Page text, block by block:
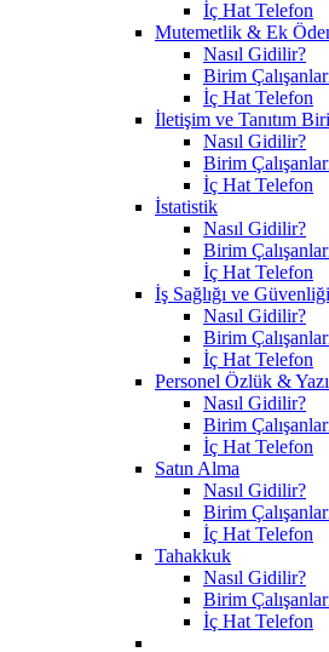
İç Hat Telefon
Mutemetlik & Ek
Nasıl Gidilir?
Birim
İç Hat Telefon
İletişim ve Tanıtım
Nasıl Gidilir?
Birim
İç Hat Telefon
İstatistik
Nasıl Gidilir?
Birim
İç Hat Telefon
İş Sağlığı ve Güvenliği
Nasıl Gidilir?
Birim
İç Hat Telefon
Personel Özlük &
Nasıl Gidilir?
Birim
İç Hat Telefon
Satın Alma
Nasıl Gidilir?
Birim
İç Hat Telefon
Tahakkuk
Nasıl Gidilir?
Birim
İç Hat Telefon